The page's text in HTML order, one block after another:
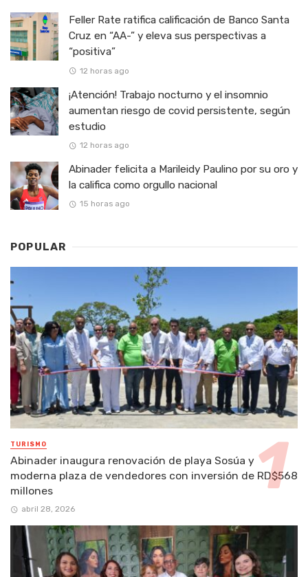
Feller Rate ratifica calificación de Banco Santa
Cruz en “AA-” y eleva sus perspectivas a
“positiva”
12 horas ago
¡Atención! Trabajo nocturno y el insomnio
aumentan riesgo de covid persistente, según
estudio
12 horas ago
Abinader felicita a Marileidy Paulino por su oro y
la califica como orgullo nacional
15 horas ago
POPULAR
TURISMO
Abinader inaugura renovación de playa Sosúa y
moderna plaza de vendedores con inversión de RD$568
millones
abril 28, 2026